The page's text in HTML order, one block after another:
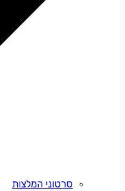
סרטוני המלצות